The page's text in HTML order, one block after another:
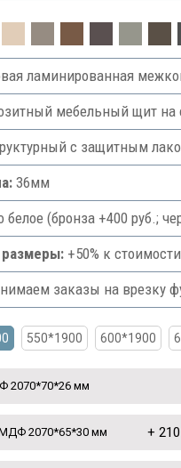
ламинированная
мебельный щит на
с защитным
36мм
белое (бронза +400 руб.;
+50% к
заказы на врезку
550*1900 600*1900
2070*70*26 мм
2070*65*30 мм +